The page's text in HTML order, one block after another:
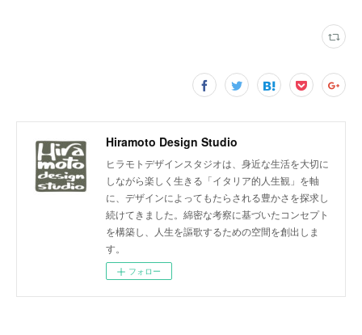
Hiramoto Design Studio
ヒラモトデザインスタジオは、身近な生活を大切に
しながら楽しく生きる「イタリア的人生観」を軸
に、デザインによってもたらされる豊かさを探求し
続けてきました。綿密な考察に基づいたコンセプト
を構築し、人生を謳歌するための空間を創出しま
す。
フォロー